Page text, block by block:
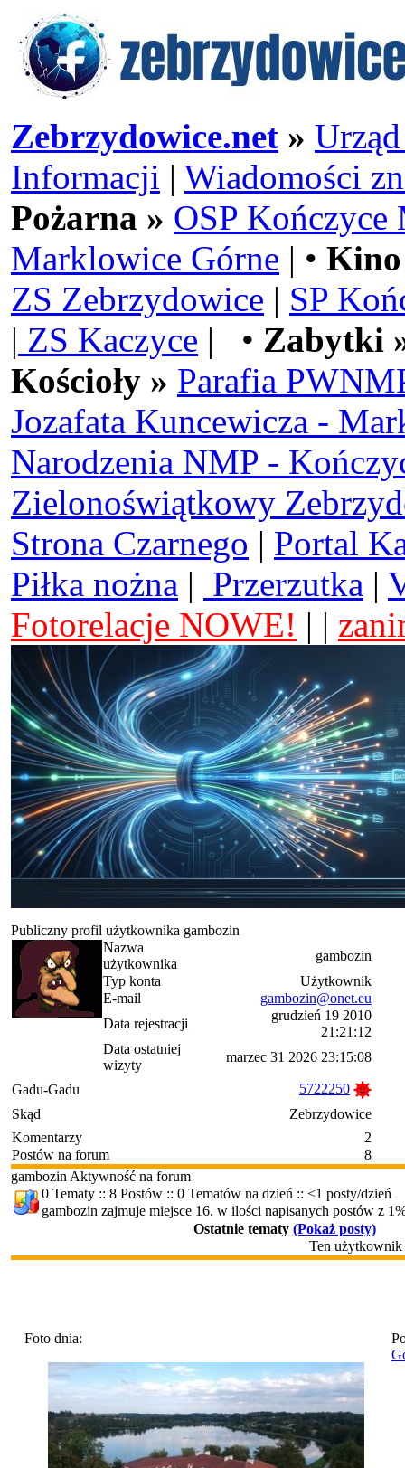
Zebrzydowice.net »
Informacji | Wiadomości
Pożarna » OSP Kończyce
Marklowice Górne | •
ZS Zebrzydowice | SP
| ZS Kaczyce | • Zabytki
Kościoły » Parafia
Jozafata Kuncewicza -
Narodzenia NMP -
Zielonoświątkowy
Strona Czarnego | Portal
Piłka nożna | Przerzutka |
Fotorelacje NOWE! | |
Publiczny profil użytkownika gambozin
Nazwa
użytkownika
gambozin
Typ konta
Użytkownik
E-mail
gambozin@onet.eu
Data rejestracji
grudzień 19 2010
21:21:12
Data ostatniej
wizyty
marzec 31 2026 23:15:08
Gadu-Gadu
5722250
Skąd
Zebrzydowice
Komentarzy
2
Postów na forum
8
gambozin Aktywność na forum
0 Tematy :: 8 Postów :: 0 Tematów na dzień :: <1 posty/dzień
gambozin zajmuje miejsce 16. w ilości napisanych postów z
Ostatnie tematy (Pokaż posty)
Ten użytkownik
Foto dnia: